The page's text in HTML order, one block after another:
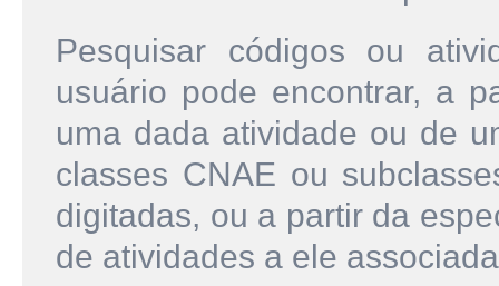
Pesquisar códigos ou
usuário pode encontrar, a
uma dada atividade ou de
classes CNAE ou
digitadas, ou a partir da
de atividades a ele